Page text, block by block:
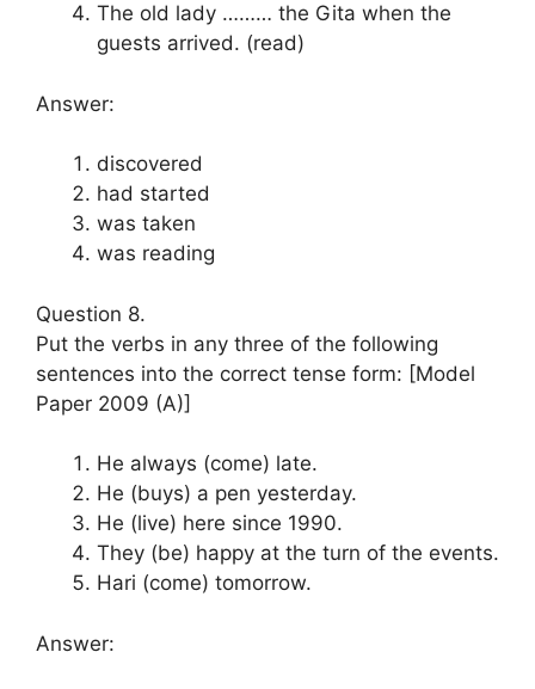
The old lady ……… the Gita when the
guests arrived. (read)
Answer:
discovered
had started
was taken
was reading
Question 8.
Put the verbs in any three of the following
sentences into the correct tense form: [Model
Paper 2009 (A)]
He always (come) late.
He (buys) a pen yesterday.
He (live) here since 1990.
They (be) happy at the turn of the events.
Hari (come) tomorrow.
Answer: